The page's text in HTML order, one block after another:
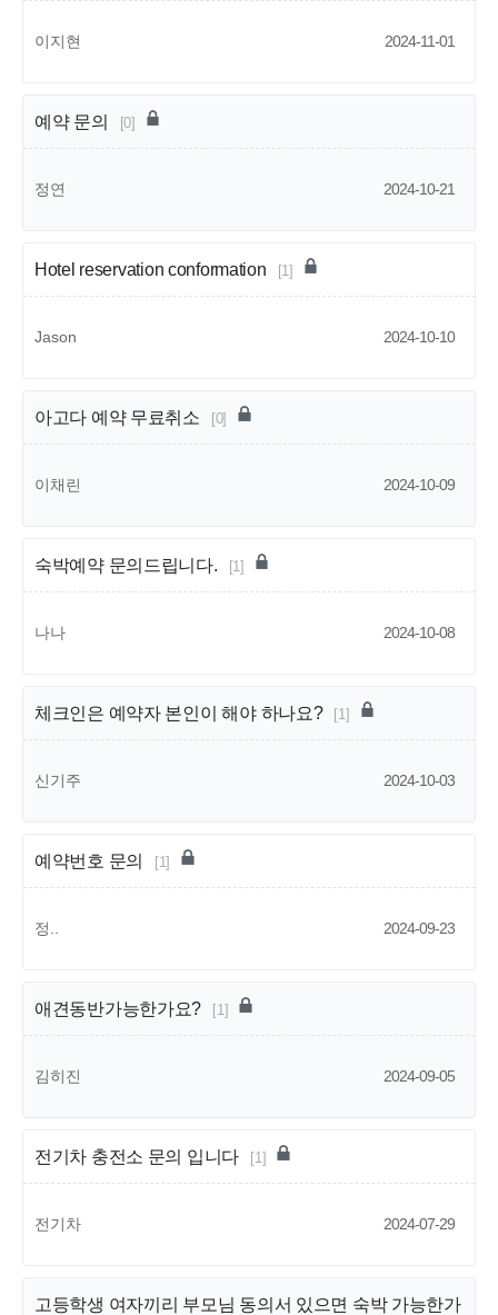
이지현 2024-11-01
예약 문의 [0]
정연 2024-10-21
Hotel reservation conformation [1]
Jason 2024-10-10
아고다 예약 무료취소 [0]
이채린 2024-10-09
숙박예약 문의드립니다. [1]
나나 2024-10-08
체크인은 예약자 본인이 해야 하나요? [1]
신기주 2024-10-03
예약번호 문의 [1]
정.. 2024-09-23
애견동반가능한가요? [1]
김히진 2024-09-05
전기차 충전소 문의 입니다 [1]
전기차 2024-07-29
고등학생 여자끼리 부모님 동의서 있으면 숙박 가능한가